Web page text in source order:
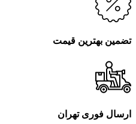
تضمین بهترین قیمت
ارسال فوری تهران